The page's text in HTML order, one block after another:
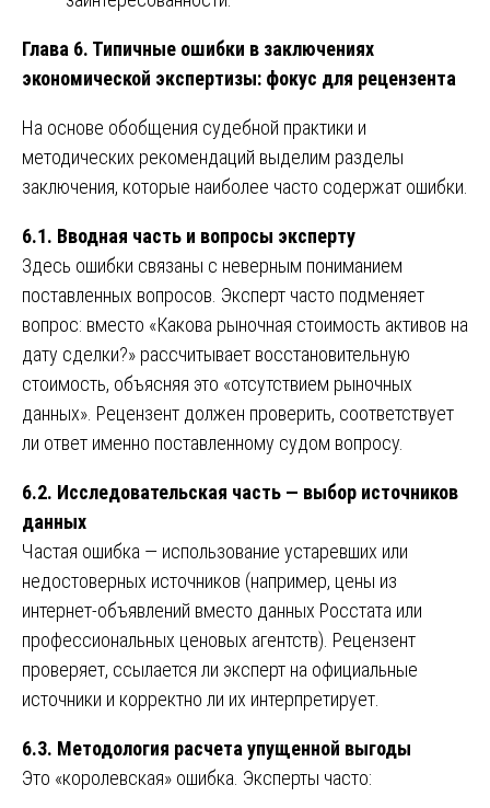
Глава 6. Типичные ошибки в заключениях
экономической экспертизы: фокус для рецензента
На основе обобщения судебной практики и
методических рекомендаций выделим разделы
заключения, которые наиболее часто содержат ошибки.
6.1. Вводная часть и вопросы эксперту
Здесь ошибки связаны с неверным пониманием
поставленных вопросов. Эксперт часто подменяет
вопрос: вместо «Какова рыночная стоимость активов на
дату сделки?» рассчитывает восстановительную
стоимость, объясняя это «отсутствием рыночных
данных». Рецензент должен проверить, соответствует
ли ответ именно поставленному судом вопросу.
6.2. Исследовательская часть — выбор источников
данных
Частая ошибка — использование устаревших или
недостоверных источников (например, цены из
интернет-объявлений вместо данных Росстата или
профессиональных ценовых агентств). Рецензент
проверяет, ссылается ли эксперт на официальные
источники и корректно ли их интерпретирует.
6.3. Методология расчета упущенной выгоды
Это «королевская» ошибка. Эксперты часто: